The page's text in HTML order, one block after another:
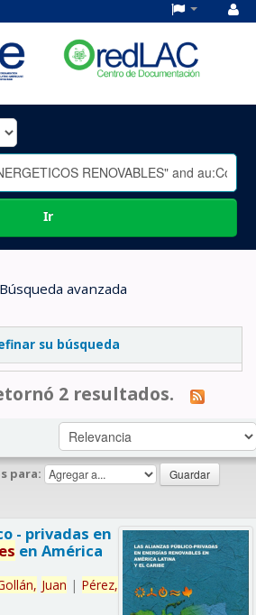
Ir
Búsqueda avanzada
su búsqueda
2 resultados.
para:
- privadas en
en América
Juan | Pérez,